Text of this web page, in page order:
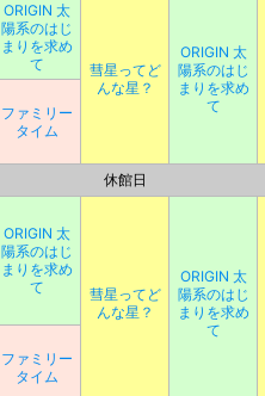
ORIGIN 太
陽系のはじ
まりを求め
て
彗星ってど
んな星？
ORIGIN 太
陽系のはじ
まりを求め
て
ファミリー
タイム
休館日
ORIGIN 太
陽系のはじ
まりを求め
て
彗星ってど
んな星？
ORIGIN 太
陽系のはじ
まりを求め
て
ファミリー
タイム